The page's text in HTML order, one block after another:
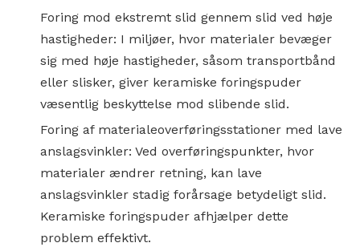
Foring mod ekstremt slid gennem slid ved høje
hastigheder: I miljøer, hvor materialer bevæger
sig med høje hastigheder, såsom transportbånd
eller slisker, giver keramiske foringspuder
væsentlig beskyttelse mod slibende slid.
Foring af materialeoverføringsstationer med lave
anslagsvinkler: Ved overføringspunkter, hvor
materialer ændrer retning, kan lave
anslagsvinkler stadig forårsage betydeligt slid.
Keramiske foringspuder afhjælper dette
problem effektivt.